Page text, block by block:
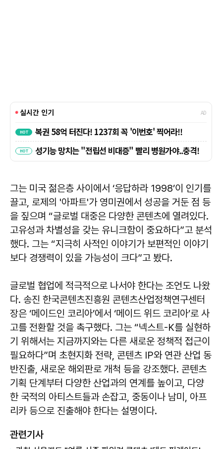
그는 미국 젊은층 사이에서 ‘응답하라 1998’이 인기를
끌고, 로제의 '아파트'가 영미권에서 성공을 거둔 점 등
을 짚으며 “글로벌 대중은 다양한 콘텐츠에 열려있다.
고유성과 차별성을 갖는 유니크함이 중요하다”고 분석
했다. 그는 “지극히 사적인 이야기가 보편적인 이야기
보다 경쟁력이 있을 가능성이 크다”고 봤다.
글로벌 협업에 적극적으로 나서야 한다는 조언도 나왔
다. 송진 한국콘텐츠진흥원 콘텐츠산업정책연구센터
장은 ‘메이드인 코리아’에서 ‘메이드 위드 코리아’로 사
고를 전환할 것을 촉구했다. 그는 “넥스트-K를 실현하
기 위해서는 지금까지와는 다른 새로운 정책적 접근이
필요하다”며 초현지화 전략, 콘텐츠 IP와 연관 산업 동
반진출, 새로운 해외판로 개척 등을 강조했다. 콘텐츠
기획 단계부터 다양한 산업과의 연계를 높이고, 다양
한 국적의 아티스트들과 손잡고, 중동이나 남미, 아프
리카 등으로 진출해야 한다는 설명이다.
관련기사